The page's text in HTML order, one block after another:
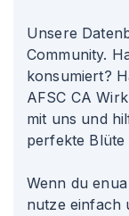
Unsere
Community.
konsumiert?
AFSC CA
mit uns und
perfekte
Wenn du
nutze einfach